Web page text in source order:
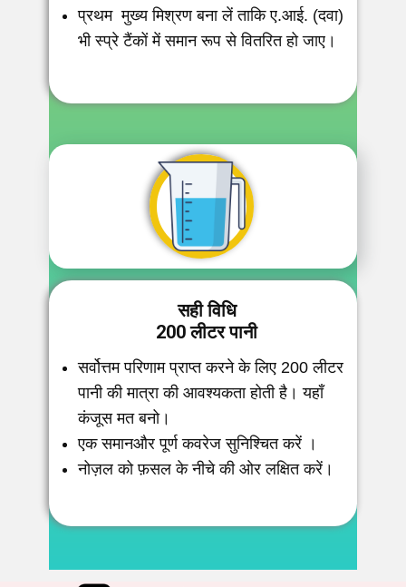
प्रथम मुख्य मिश्रण बना लें ताकि ए.आई. (दवा)
भी स्प्रे टैंकों में समान रूप से वितरित हो जाए।
सहीविधि
200लीटरपानी
सर्वोत्तम परिणाम प्राप्त करने के लिए 200 लीटर
पानी की मात्रा की आवश्यकता होती है। यहाँ
कंजूस मत बनो।
एक समानऔर पूर्ण कवरेज सुनिश्चित करें ।
नोज़ल को फ़सल के नीचे की ओर लक्षित करें।